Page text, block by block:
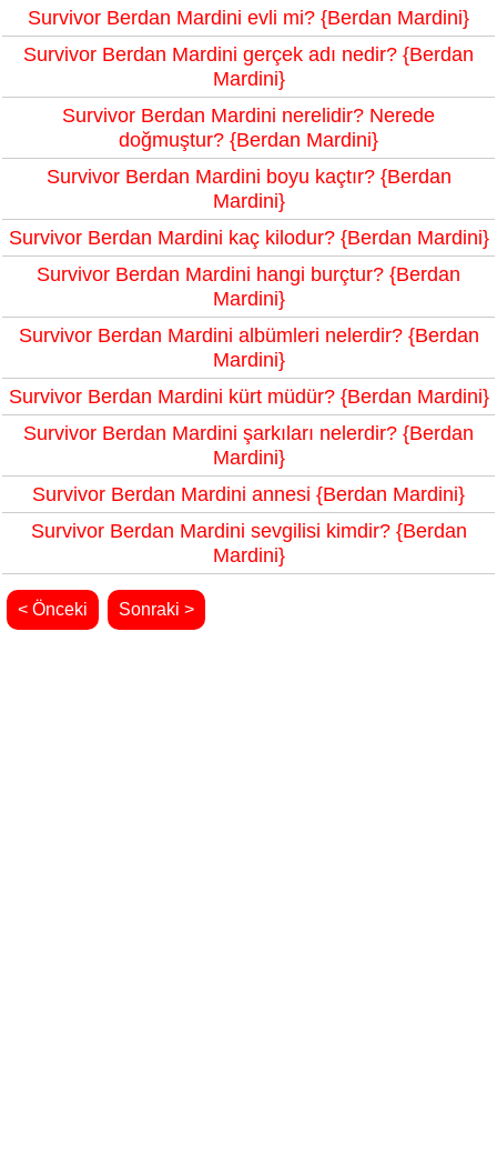
Survivor Berdan Mardini evli mi? {Berdan Mardini}
Survivor Berdan Mardini gerçek adı nedir? {Berdan
Mardini}
Survivor Berdan Mardini nerelidir? Nerede
doğmuştur? {Berdan Mardini}
Survivor Berdan Mardini boyu kaçtır? {Berdan
Mardini}
Survivor Berdan Mardini kaç kilodur? {Berdan Mardini}
Survivor Berdan Mardini hangi burçtur? {Berdan
Mardini}
Survivor Berdan Mardini albümleri nelerdir? {Berdan
Mardini}
Survivor Berdan Mardini kürt müdür? {Berdan Mardini}
Survivor Berdan Mardini şarkıları nelerdir? {Berdan
Mardini}
Survivor Berdan Mardini annesi {Berdan Mardini}
Survivor Berdan Mardini sevgilisi kimdir? {Berdan
Mardini}
< Önceki Sonraki >